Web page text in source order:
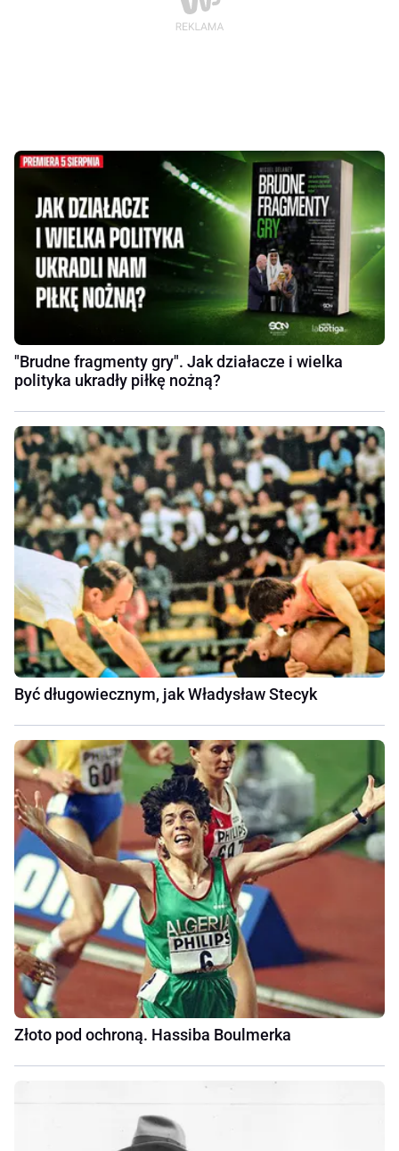
"Brudne fragmenty gry". Jak działacze i wielka
polityka ukradły piłkę nożną?
Być długowiecznym, jak Władysław Stecyk
Złoto pod ochroną. Hassiba Boulmerka